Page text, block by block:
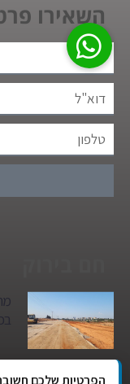
השאירו
הפרטיות שלכם